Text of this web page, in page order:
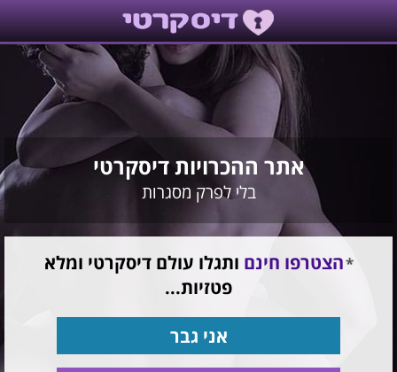
אתר ההכרויות דיסקרטי
בלי לפרק מסגרות
הצטרפו חינם ותגלו עולם דיסקרטי ומלא
פטזיות...
אני גבר